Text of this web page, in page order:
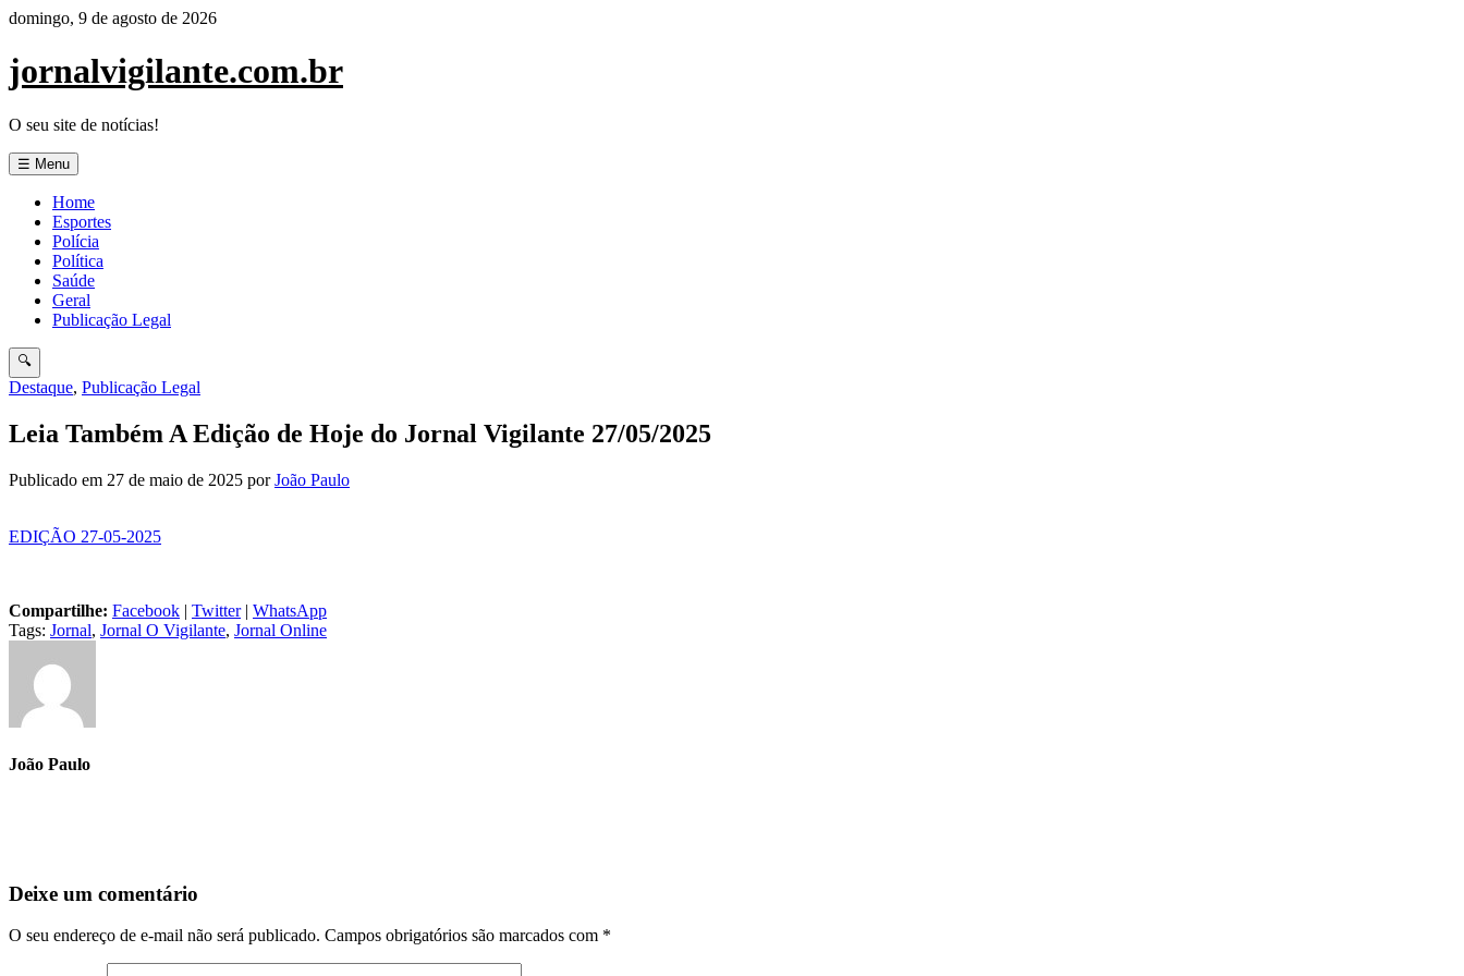
Pular
o
conteúdo
domingo, 9 de agosto de 2026
jornalvigilante.com.br
O seu site de notícias!
☰ Menu
Home
Esportes
Polícia
Política
Saúde
Geral
Publicação Legal
🔍
Destaque, Publicação Legal
Leia Também A Edição de Hoje do Jornal Vigilante 27/05/2025
Publicado em 27 de maio de 2025 porJoão Paulo
EDIÇÃO 27-05-2025
Compartilhe: Facebook | Twitter| WhatsApp
Tags: Jornal, Jornal O Vigilante, Jornal Online
João Paulo
Deixe um comentário
O seu endereço de e-mail não será publicado. Campos obrigatórios são marcados com *